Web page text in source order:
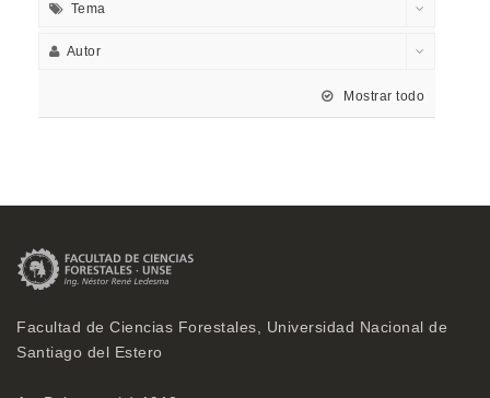
Tema
Autor
Mostrar todo
Facultad de Ciencias Forestales, Universidad Nacional de
Santiago del Estero